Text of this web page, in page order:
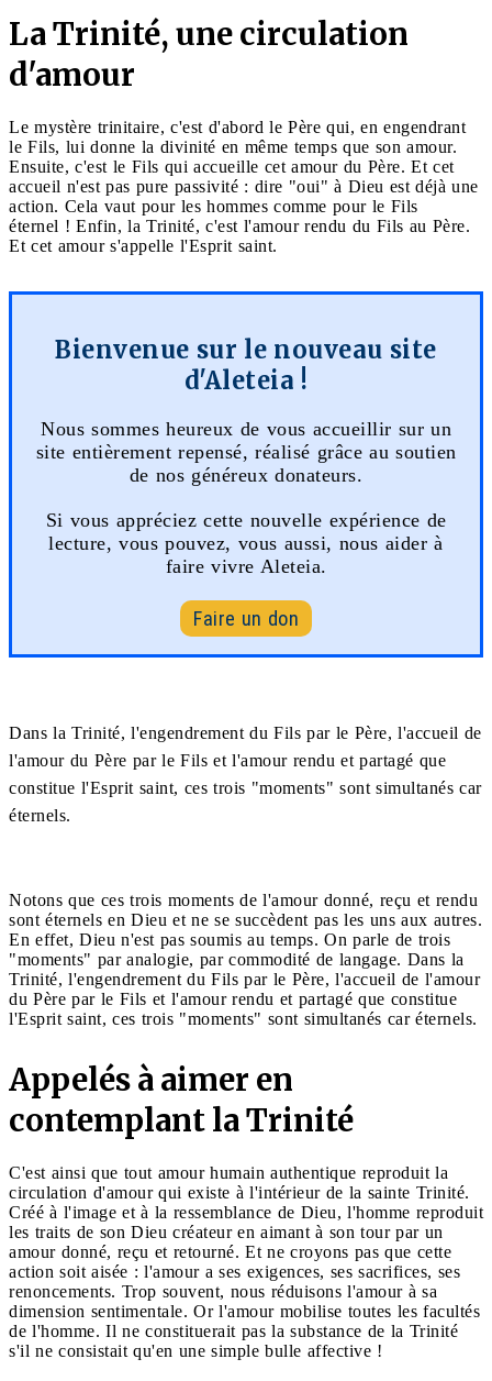
La Trinité, une circulation
d'amour
Le mystère trinitaire, c'est d'abord le Père qui, en engendrant
le Fils, lui donne la divinité en même temps que son amour.
Ensuite, c'est le Fils qui accueille cet amour du Père. Et cet
accueil n'est pas pure passivité : dire "oui" à Dieu est déjà une
action. Cela vaut pour les hommes comme pour le Fils
éternel ! Enfin, la Trinité, c'est l'amour rendu du Fils au Père.
Et cet amour s'appelle l'Esprit saint.
Bienvenue sur le nouveau site
d'Aleteia !
Nous sommes heureux de vous accueillir sur un
site entièrement repensé, réalisé grâce au soutien
de nos généreux donateurs.
Si vous appréciez cette nouvelle expérience de
lecture, vous pouvez, vous aussi, nous aider à
faire vivre Aleteia.
Faire un don
Dans la Trinité, l'engendrement du Fils par le Père, l'accueil de
l'amour du Père par le Fils et l'amour rendu et partagé que
constitue l'Esprit saint, ces trois "moments" sont simultanés car
éternels.
Notons que ces trois moments de l'amour donné, reçu et rendu
sont éternels en Dieu et ne se succèdent pas les uns aux autres.
En effet, Dieu n'est pas soumis au temps. On parle de trois
"moments" par analogie, par commodité de langage. Dans la
Trinité, l'engendrement du Fils par le Père, l'accueil de l'amour
du Père par le Fils et l'amour rendu et partagé que constitue
l'Esprit saint, ces trois "moments" sont simultanés car éternels.
Appelés à aimer en
contemplant la Trinité
C'est ainsi que tout amour humain authentique reproduit la
circulation d'amour qui existe à l'intérieur de la sainte Trinité.
Créé à l'image et à la ressemblance de Dieu, l'homme reproduit
les traits de son Dieu créateur en aimant à son tour par un
amour donné, reçu et retourné. Et ne croyons pas que cette
action soit aisée : l'amour a ses exigences, ses sacrifices, ses
renoncements. Trop souvent, nous réduisons l'amour à sa
dimension sentimentale. Or l'amour mobilise toutes les facultés
de l'homme. Il ne constituerait pas la substance de la Trinité
s'il ne consistait qu'en une simple bulle affective !